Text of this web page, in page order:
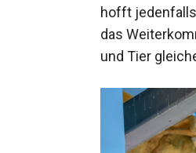
hofft
das
und Tier